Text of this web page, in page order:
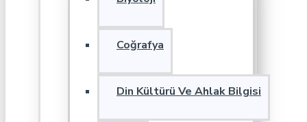
Coğrafya
Din Kültürü Ve Ahlak Bilgisi